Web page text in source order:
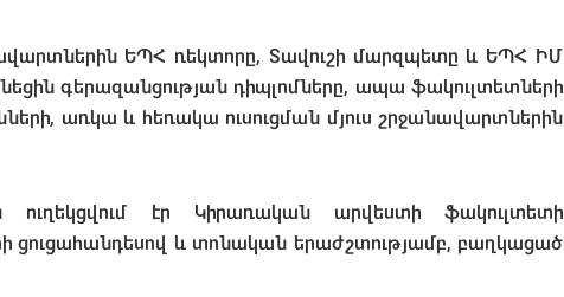
ԵՊՀ ռեկտորը, Տավուշի մարզպետը և ԵՊՀ ԻՄ
գերազանցության դիպլոմները, ապա ֆակուլտետների
առկա և հեռակա ուսուցման մյուս շրջանավարտներին
ուղեկցվում էր Կիրառական արվեստի ֆակուլտետի
և տոնական երաժշտությամբ, բաղկացած